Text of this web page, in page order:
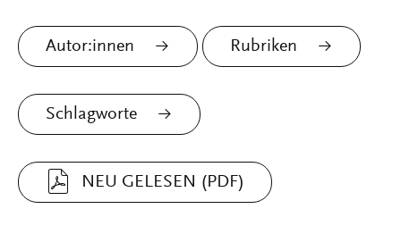
Autor:innen Rubriken
Schlagworte
NEU GELESEN (PDF)